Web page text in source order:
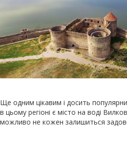
Ще одним цікавим і досить
в цьому регіоні є місто на воді
можливо не кожен залишиться